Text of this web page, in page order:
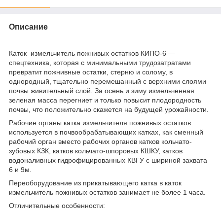
Описание
Каток измельчитель пожнивых остатков КИПО-6 —
спецтехника, которая с минимальными трудозатратами
превратит пожнивные остатки, стерню и солому, в
однородный, тщательно перемешанный с верхними слоями
почвы живительный слой. За осень и зиму измельченная
зеленая масса перегниет и только повысит плодородность
почвы, что положительно скажется на будущей урожайности.
Рабочие органы катка измельчителя пожнивых остатков
используется в почвообрабатывающих катках, как сменный
рабочий орган вместо рабочих органов катков кольчато-
зубовых КЗК, катков кольчато-шпоровых КШКУ, катков
водоналивных гидрофицированных КВГУ с шириной захвата
6 и 9м.
Переоборудование из прикатывающего катка в каток
измельчитель пожнивых остатков занимает не более 1 часа.
Отличительные особенности: